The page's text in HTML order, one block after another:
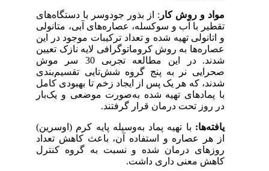
مواد و روش کار: از بذور جودوسر با دستگاه‌های
تقطیر با آب و سوکسله، عصاره‌های آبی، متانولی
و اتانولی تهیه شده و تعداد ترکیبات موجود در این
عصاره‌ها به روش کروماتوگرافی لایه نازک تعیین
شدند.
در این مطالعه تجربی 30 سر موش
صحرایی نر به پنج گروه شش‌تایی تقسیم‌بندی
شدند، که هر یک پس از ایجاد زخم تا بهبودی کامل
با پمادهای تهیه شده به‌صورت موضعی و یک‌بار
در روز تحت درمان قرار گرفتند.
یافته‌ها:با تهیه پماد به‌وسیله پایه کرم (اوسرین)
از هر عصاره و استفاده آن، باعث کاهش تعداد
روزهای درمان شده و نسبت به گروه کنترل
کاهش معنی داری داشت.